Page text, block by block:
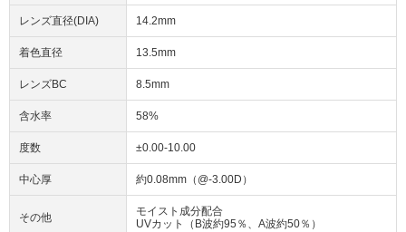
レンズ直径(DIA) 14.2mm
着色直径 13.5mm
レンズBC 8.5mm
含水率 58%
度数 ±0.00-10.00
中心厚 約0.08mm（@-3.00D）
その他
モイスト成分配合
UVカット（B波約95％、A波約50％）